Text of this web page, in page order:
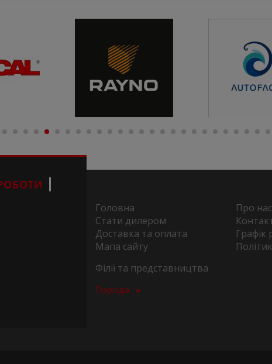
Головна
Про нас
Стати дилером
Доставка та оплата
Графік
Мапа сайту
Філії та представництва
Города